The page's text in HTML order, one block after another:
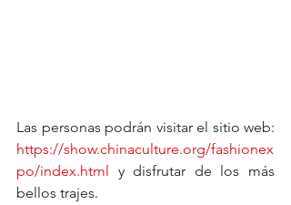
https://show.chinaculture.org/fashionex
po/index.html
y disfrutar de los más
bellos trajes.